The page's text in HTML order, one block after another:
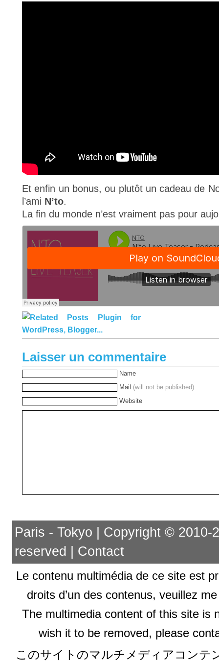
Et enfin un bonus, ou plutôt un cadeau de
l’ami N’to.
La fin du monde n’est vraiment pas pour
Laisser un commentaire
Name
Mail (will not be published)
Website
Paris - Tokyo | Copyright ©
reserved | Contact
Le contenu multimédia de ce site est
droits d’un des contenus, veuillez
The multimedia content of this site is
wish it to be removed, please
このサイトのマルチメディアコンテ